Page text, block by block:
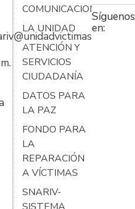
COMUNICACIONES
LA UNIDAD
ATENCIÓN Y
SERVICIOS
CIUDADANÍA
DATOS PARA
LA PAZ
FONDO PARA
LA
REPARACIÓN
A VÍCTIMAS
SNARIV-
SISTEMA
Síguenos
en: